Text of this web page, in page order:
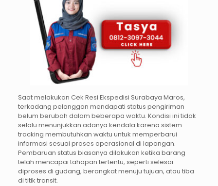
Saat melakukan Cek Resi Ekspedisi Surabaya Maros,
terkadang pelanggan mendapati status pengiriman
belum berubah dalam beberapa waktu. Kondisi ini tidak
selalu menunjukkan adanya kendala karena sistem
tracking membutuhkan waktu untuk memperbarui
informasi sesuai proses operasional di lapangan.
Pembaruan status biasanya dilakukan ketika barang
telah mencapai tahapan tertentu, seperti selesai
diproses di gudang, berangkat menuju tujuan, atau tiba
di titik transit.